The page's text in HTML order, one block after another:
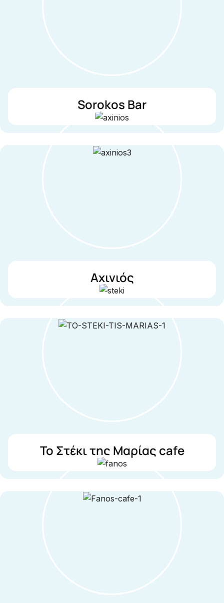
Sorokos Bar
Αχινιός
Το Στέκι της Μαρίας cafe